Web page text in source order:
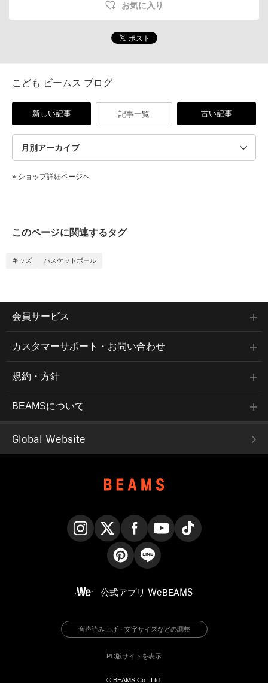
お気に入り
こども ビームス ブログ
新しい記事 記事一覧 古い記事
» ショップ詳細ページへ
このページに関連するタグ
キッズ バスケットボール
会員サービス
カスタマーサポート・お問い合わせ
規約・方針
BEAMSについて
Global Website
公式アプリ WeBEAMS
音声読み上げ・文字サイズなどの調整
PC版サイトを表示
© BEAMS Co., Ltd.